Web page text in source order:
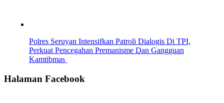
Polres Seruyan Intensifkan Patroli Dialogis Di TPI,
Perkuat Pencegahan Premanisme Dan Gangguan
Kamtibmas
Halaman Facebook